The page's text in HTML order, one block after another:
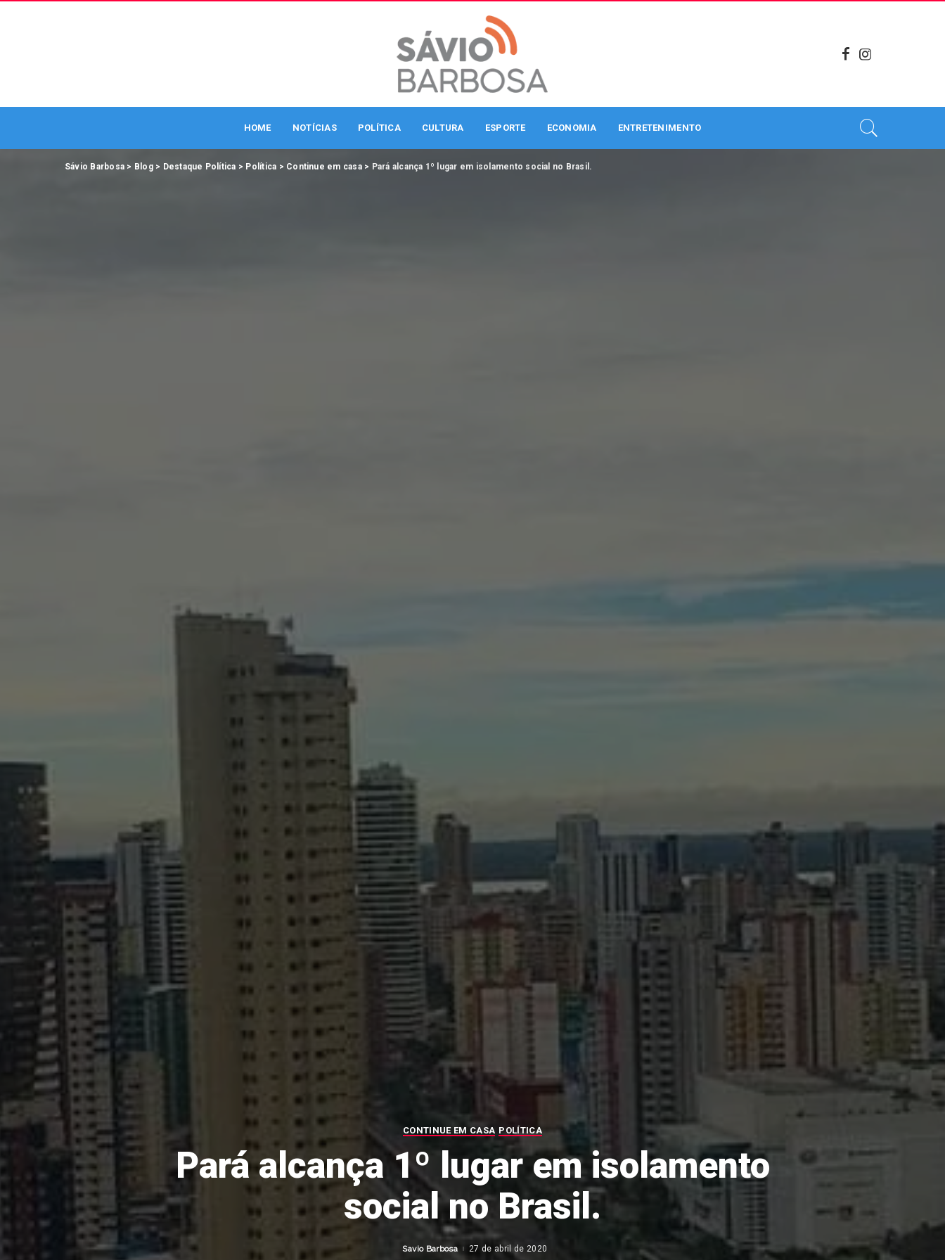
HOME NOTÍCIAS POLÍTICA CULTURA ESPORTE ECONOMIA ENTRETENIMENTO
Sávio Barbosa > Blog> Destaque Política > Política > Continue em casa> Pará alcança 1º lugar em isolamento social no Brasil.
CONTINUE EM CASA POLÍTICA
Pará alcança 1º lugar em isolamento
social no Brasil.
Posted
Savio Barbosa 27 de abril de 2020